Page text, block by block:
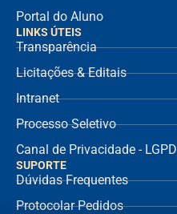
Portal do Aluno
LINKS ÚTEIS
Transparência
Licitações & Editais
Intranet
Processo Seletivo
Canal de Privacidade - LGPD
SUPORTE
Dúvidas Frequentes
Protocolar Pedidos